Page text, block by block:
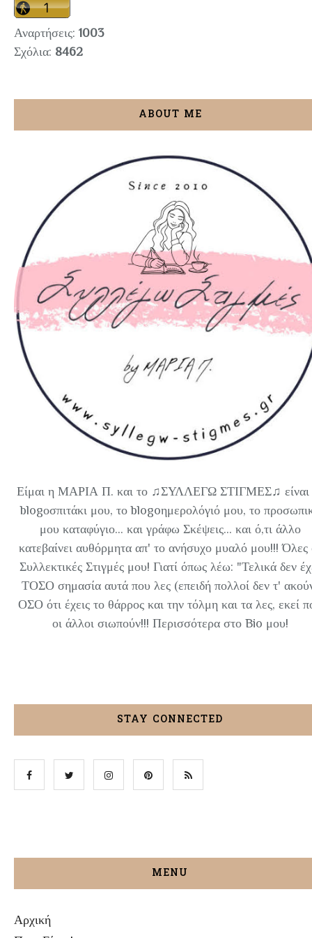
Αναρτήσεις: 1003
Σχόλια: 8462
ABOUT ME
Είμαι η ΜΑΡΙΑ Π. και το ♫ΣΥΛΛΕΓΩ ΣΤΙΓΜΕΣ♫ είναι
blogοσπιτάκι μου, το blogoημερολόγιό μου, το
μου καταφύγιο... και γράφω Σκέψεις... και ό,τι άλλο
κατεβαίνει αυθόρμητα απ' το ανήσυχο μυαλό μου!!! Όλες
Συλλεκτικές Στιγμές μου! Γιατί όπως λέω: "Τελικά δεν
ΤΟΣΟ σημασία αυτά που λες (επειδή πολλοί δεν τ'
ΟΣΟ ότι έχεις το θάρρος και την τόλμη και τα λες, εκεί
οι άλλοι σιωπούν!!! Περισσότερα στο Bio μου!
STAY CONNECTED
MENU
Αρχική